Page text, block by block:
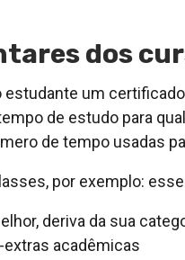
dos
um
de estudo para
de tempo usadas
por exemplo:
deriva da sua
acadêmicas